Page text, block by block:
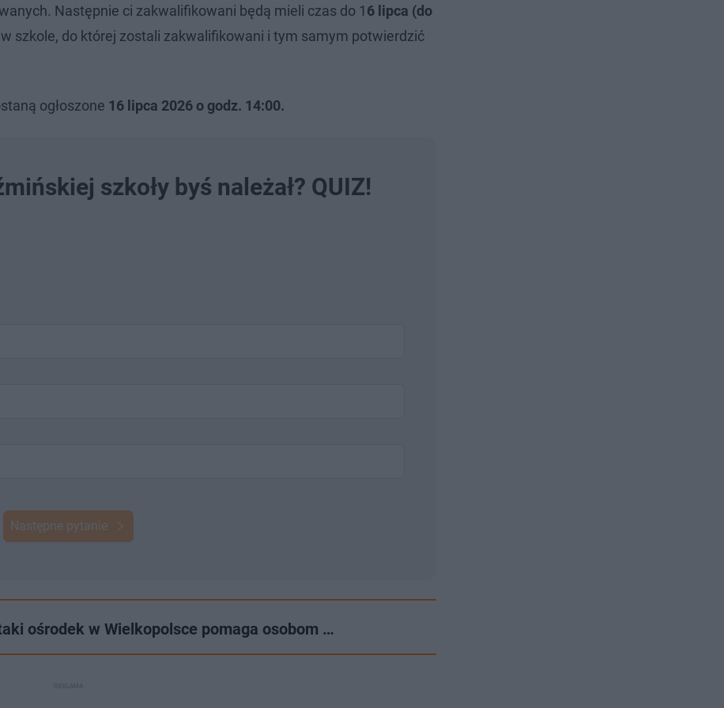
Następnie ci zakwalifikowani będą mieli czas do 1 6 lipca (do
szkole, do której zostali zakwalifikowani i tym samym potwierdzić
ogłoszone 16 lipca 2026 o godz. 14:00.
szkoły byś należał? QUIZ!
Następne pytanie
ośrodek w Wielkopolsce pomaga osobom …